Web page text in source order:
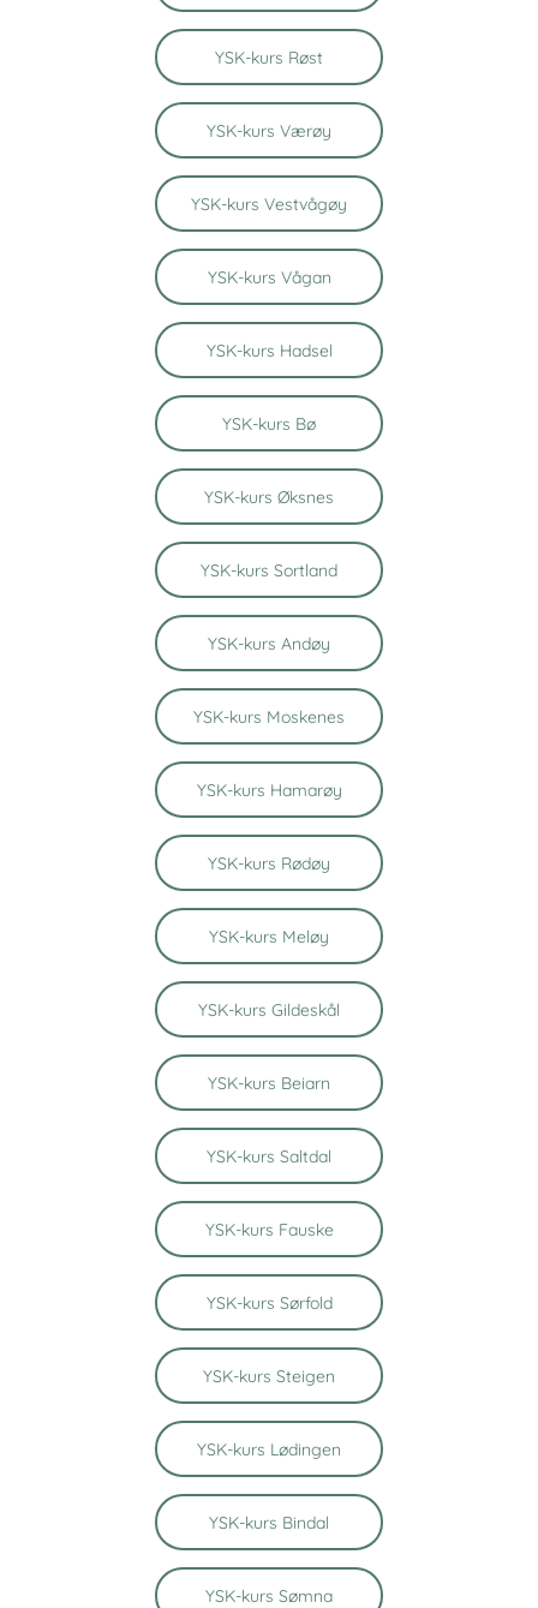
YSK-kurs Røst
YSK-kurs Værøy
YSK-kurs Vestvågøy
YSK-kurs Vågan
YSK-kurs Hadsel
YSK-kurs Bø
YSK-kurs Øksnes
YSK-kurs Sortland
YSK-kurs Andøy
YSK-kurs Moskenes
YSK-kurs Hamarøy
YSK-kurs Rødøy
YSK-kurs Meløy
YSK-kurs Gildeskål
YSK-kurs Beiarn
YSK-kurs Saltdal
YSK-kurs Fauske
YSK-kurs Sørfold
YSK-kurs Steigen
YSK-kurs Lødingen
YSK-kurs Bindal
YSK-kurs Sømna